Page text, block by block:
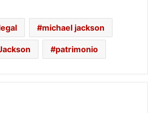
michael jackson
patrimonio